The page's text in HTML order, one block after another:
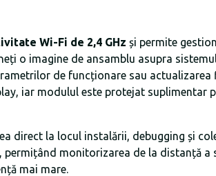
Wi-Fi de 2,4 GHz și permite
o imagine de ansamblu asupra
de funcționare sau
iar modulul este protejat suplimentar
direct la locul instalării, debugging și
, permițând monitorizarea de la distanță
mai mare.